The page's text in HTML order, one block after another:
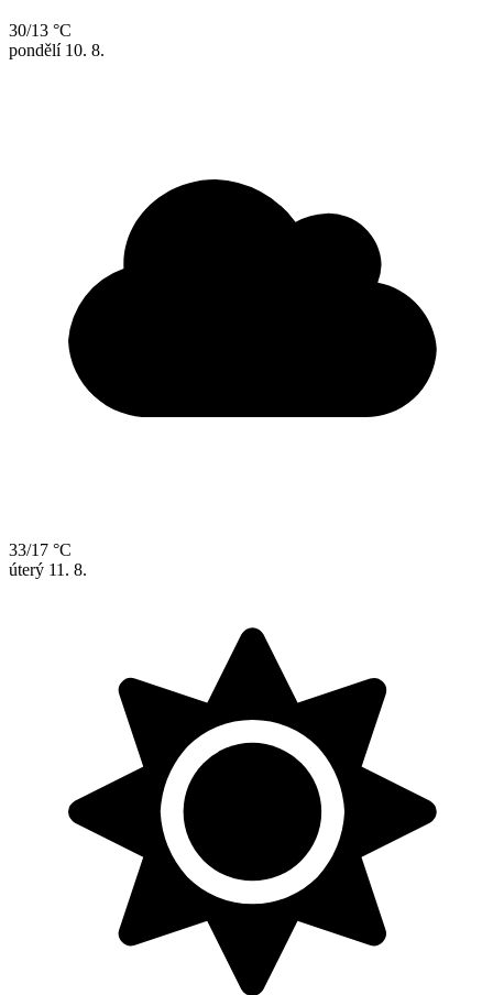
30/13 °C
pondělí 10. 8.
33/17 °C
úterý 11. 8.